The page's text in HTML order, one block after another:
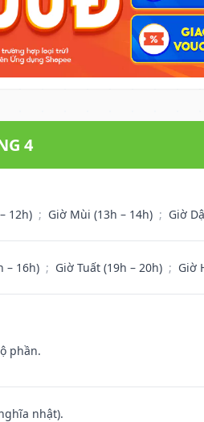
4
12h) ; Giờ Mùi (13h – 14h) ; Giờ
– 16h) ; Giờ Tuất (19h – 20h) ; Giờ
phần.
nhật).